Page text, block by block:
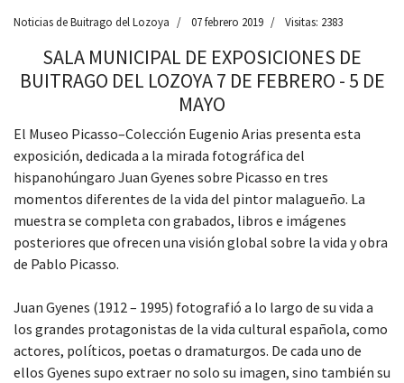
Noticias de Buitrago del Lozoya 07 febrero 2019 Visitas: 2383
SALA MUNICIPAL DE EXPOSICIONES DE
BUITRAGO DEL LOZOYA 7 DE FEBRERO - 5 DE
MAYO
El Museo Picasso–Colección Eugenio Arias presenta esta
exposición, dedicada a la mirada fotográfica del
hispanohúngaro Juan Gyenes sobre Picasso en tres
momentos diferentes de la vida del pintor malagueño. La
muestra se completa con grabados, libros e imágenes
posteriores que ofrecen una visión global sobre la vida y obra
de Pablo Picasso.
Juan Gyenes (1912 – 1995) fotografió a lo largo de su vida a
los grandes protagonistas de la vida cultural española, como
actores, políticos, poetas o dramaturgos. De cada uno de
ellos Gyenes supo extraer no solo su imagen, sino también su